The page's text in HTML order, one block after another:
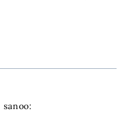
sanoo: